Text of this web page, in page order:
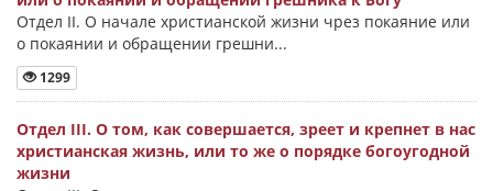
Отдел II. О начале христианской жизни чрез покаяние или
о покаянии и обращении грешни...
1299
Отдел III. О том, как совершается, зреет и крепнет в нас
христианская жизнь, или то же о порядке богоугодной
жизни